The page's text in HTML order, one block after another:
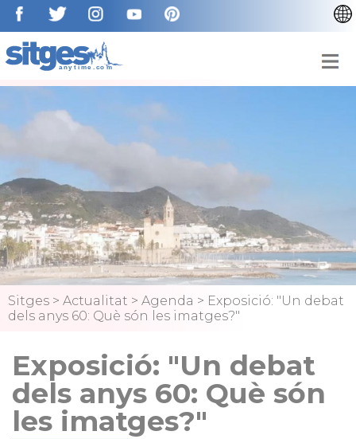
ENGLISH
Sitges > Actualitat > Agenda > Exposició: "Un debat
dels anys 60: Què són les imatges?"
Exposició: "Un debat
dels anys 60: Què són
les imatges?"